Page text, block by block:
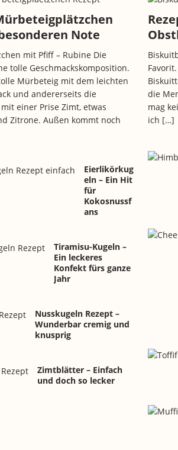
Note
mit Pfiff – Rubine Die
tolle Geschmackskomposition.
Mürbeteig mit dem leichten
und andererseits die
einer Prise Zimt, etwas
Zitrone. Außen kommt noch
Eierlikörkug
eln – Ein Hit
für
Kokosnussf
ans
Tiramisu-Kugeln –
Ein leckeres
Konfekt fürs ganze
Jahr
Nusskugeln Rezept –
Wunderbar cremig und
knusprig
Zimtblätter – Einfach
und doch so lecker
die
mag
ich […]